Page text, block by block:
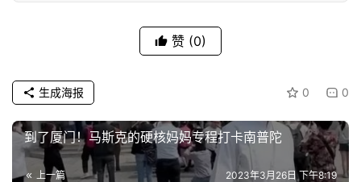
赞 (0)
0 0
生成海报
到了厦门！马斯克的硬核妈妈专程打卡南普陀
上一篇 2023年3月26日 下午8:19